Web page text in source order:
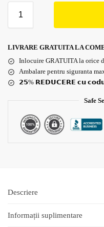
LIVRARE GRATUITA LA
Inlocuire GRATUITA la orice
Ambalare pentru siguranta
𝟮𝟱% 𝗥𝗘𝗗𝗨𝗖𝗘𝗥𝗘 𝗰𝘂
Safe
Descriere
Informații suplimentare